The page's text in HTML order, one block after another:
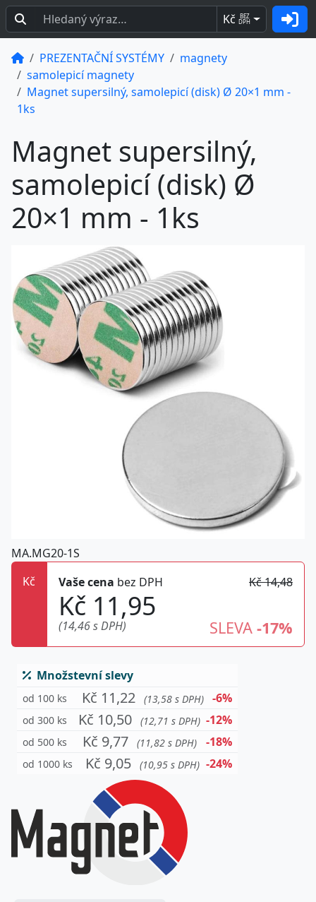
Kč BEZ
DPH
PREZENTAČNÍ SYSTÉMY
magnety
samolepicí magnety
Magnet supersilný, samolepicí (disk) Ø 20×1 mm -
1ks
Magnet supersilný,
samolepicí (disk) Ø
20×1 mm - 1ks
MA.MG20-1S
Kč
Vaše cena bez DPH Kč 14,48
Kč 11,95
(14,46 s DPH) SLEVA -17%
Množstevní slevy
od 100 ks Kč 11,22 (13,58 s DPH) -6%
od 300 ks Kč 10,50 (12,71 s DPH) -12%
od 500 ks Kč 9,77 (11,82 s DPH) -18%
od 1000 ks Kč 9,05 (10,95 s DPH) -24%